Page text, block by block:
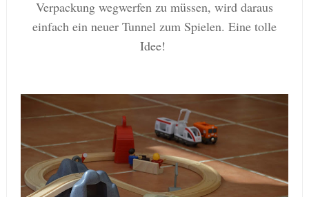
Verpackung wegwerfen zu müssen, wird daraus
einfach ein neuer Tunnel zum Spielen. Eine tolle
Idee!